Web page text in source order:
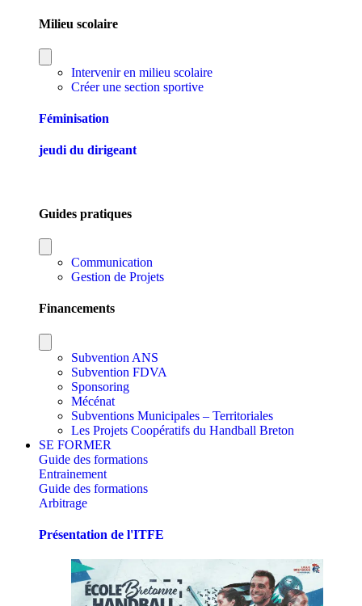
Milieu scolaire
Intervenir en milieu scolaire
Créer une section sportive
Féminisation
jeudi du dirigeant
Guides pratiques
Communication
Gestion de Projets
Financements
Subvention ANS
Subvention FDVA
Sponsoring
Mécénat
Subventions Municipales – Territoriales
Les Projets Coopératifs du Handball Breton
SE FORMER
Guide des formations
Entrainement
Guide des formations
Arbitrage
Présentation de l'ITFE